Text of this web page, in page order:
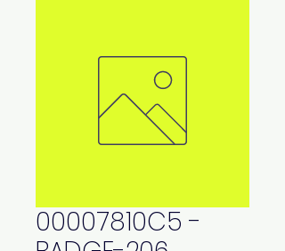
00007810C5 -